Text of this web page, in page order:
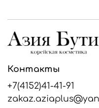
Контакты
+7(4152)41-41-91